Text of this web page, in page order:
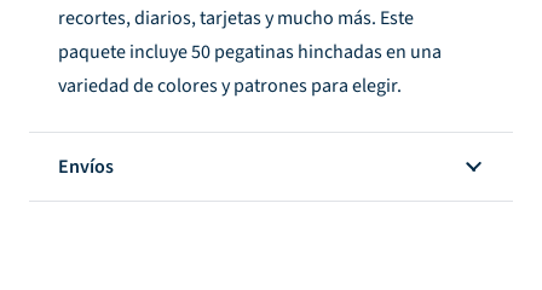
recortes, diarios, tarjetas y mucho más. Este
paquete incluye 50 pegatinas hinchadas en una
variedad de colores y patrones para elegir.
Envíos